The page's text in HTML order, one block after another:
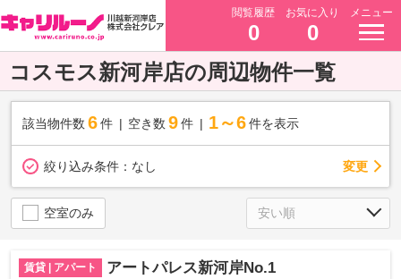
閲覧履歴
0
お気に入り
0
メニュー
コスモス新河岸店の周辺物件一覧
該当物件数 6件 空き数 9 件 1～6 件を表示
絞り込み条件： なし 変更
空室のみ
賃貸 | アパート アートパレス新河岸No.1